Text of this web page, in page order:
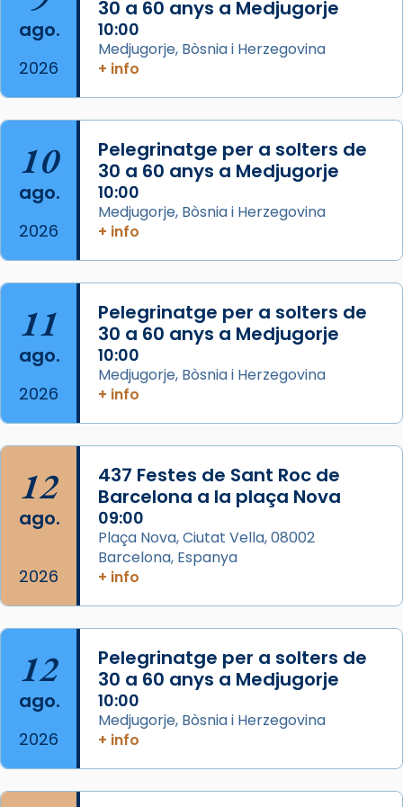
2 weeks ago
Aquest dilluns, 27 de juliol, ha tingut lloc la
missa d’acció de gràcies en agraïment al
comitè organitzador de la visita apostòlica
del Sant Pare Lleó XIV a Barcelona, i als
col·laboradors, a la Catedral de Barcelona.
L’arquebisbe de Barcelona, el cardenal Joan
Josep Omella, ha presidit la missa i l’ha
concelebrat el bisbe auxiliar de Barcelona,
Mons. David Abadías.
📸 Dr. G. Simón
Foto
View on Facebook · Share
Arquebisbat de Barcelona
2 weeks ago
Acompanyant la història de sant Cugat, a
partir de l’Edat Mitjana sorgeix la tradició
que les santes Juliana (“relatiu a Júlia”) i
Semproniana (“relatiu a Semprònia =
eterna”) són deixebles seves. I l’any 1667, el
frare Joan Gaspar Roig, afirma en una obra
que les santes són filles de l’antiga Iluro.
Mataró en reivindicarà les relíq
Foto
View on Facebook ·
ago.
2026
30 a 60 anys a Medjugorje
10:00
Medjugorje, Bòsnia i Herzegovina
+ info
10
ago.
2026
Pelegrinatge per a solters de
30 a 60 anys a Medjugorje
10:00
Medjugorje, Bòsnia i Herzegovina
+ info
11
ago.
2026
Pelegrinatge per a solters de
30 a 60 anys a Medjugorje
10:00
Medjugorje, Bòsnia i Herzegovina
+ info
12
ago.
2026
437 Festes de Sant Roc de
Barcelona a la plaça Nova
09:00
Plaça Nova, Ciutat Vella, 08002
Barcelona, Espanya
+ info
12
ago.
2026
Pelegrinatge per a solters de
30 a 60 anys a Medjugorje
10:00
Medjugorje, Bòsnia i Herzegovina
+ info